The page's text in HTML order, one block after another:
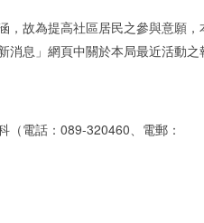
故為提高社區居民之參與意願，
息」網頁中關於本局最近活動之
電話：089-320460、電郵：